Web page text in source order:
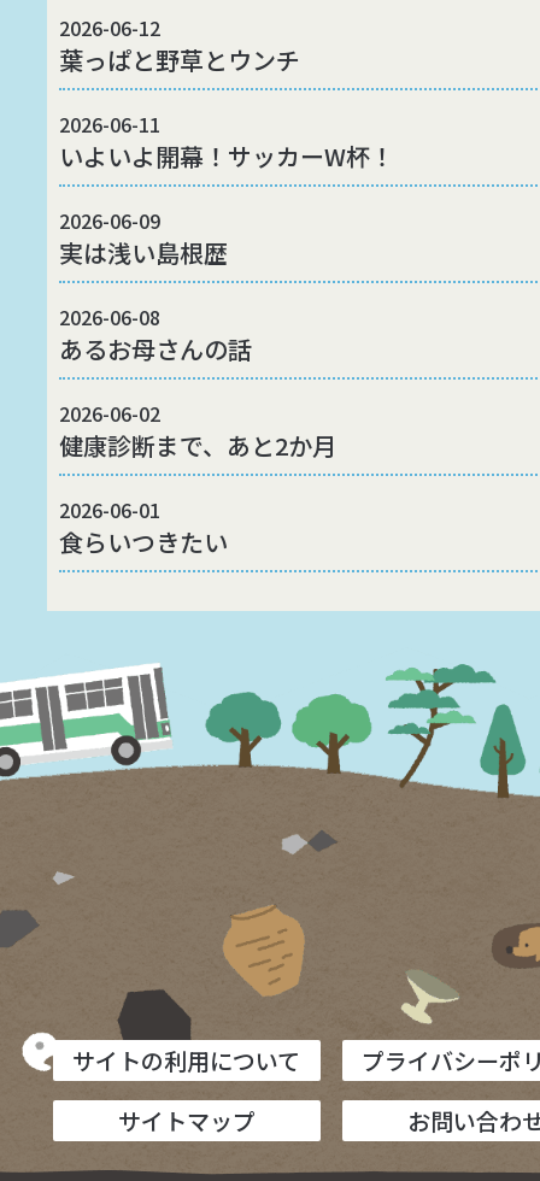
2026-06-12
葉っぱと野草とウンチ
2026-06-11
いよいよ開幕！サッカーW杯！
2026-06-09
実は浅い島根歴
2026-06-08
あるお母さんの話
2026-06-02
健康診断まで、あと2か月
2026-06-01
食らいつきたい
サイトの利用について
プライバシーポ
サイトマップ
お問い合わ